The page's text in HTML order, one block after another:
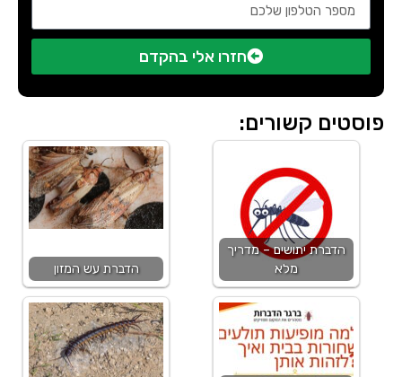
חזרו אלי בהקדם
פוסטים קשורים:
הדברת יתושים – מדריך
מלא
הדברת עש המזון